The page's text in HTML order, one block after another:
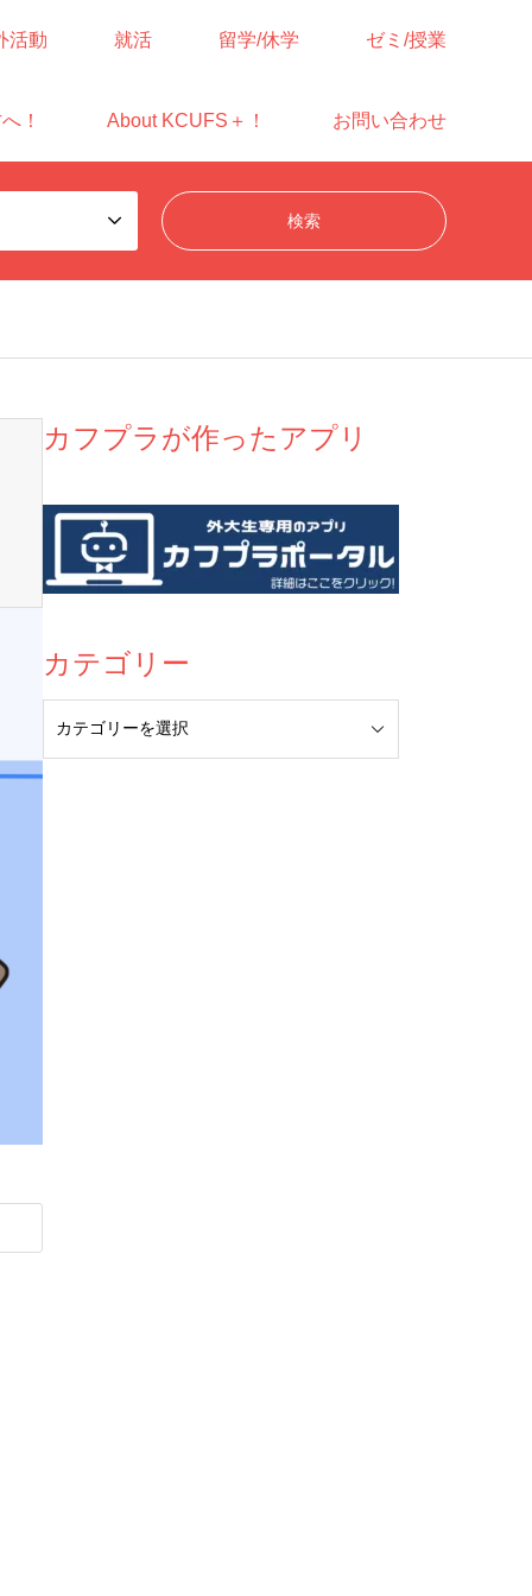
活動 就活 留学/休学 ゼミ/授業
！ About KCUFS＋！ お問い合わせ
カフプラが作ったアプリ
カテゴリー